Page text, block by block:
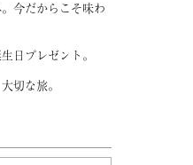
今だからこそ味わ
日プレゼント。
切な旅。